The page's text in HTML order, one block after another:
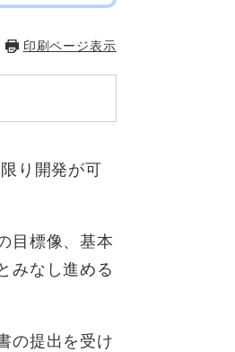
印刷ページ表示
り開発が可
目標像、基本
みなし進める
の提出を受け